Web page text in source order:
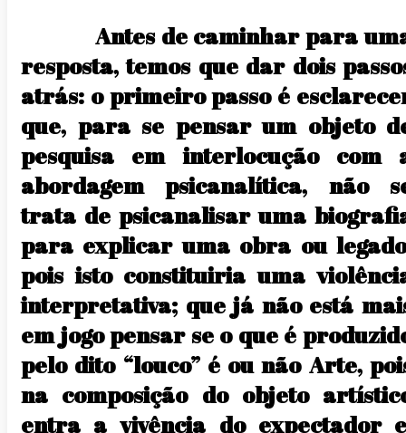
Antes de caminhar para
resposta, temos que dar dois
atrás: o primeiro passo é
que, para se pensar um objeto
pesquisa em interlocução com
abordagem psicanalítica, não
trata de psicanalisar uma
para explicar uma obra ou
pois isto constituiria uma
interpretativa; que já não está
em jogo pensar se o que é
pelo dito “louco” é ou não Arte,
na composição do objeto
entra a vivência do expectador